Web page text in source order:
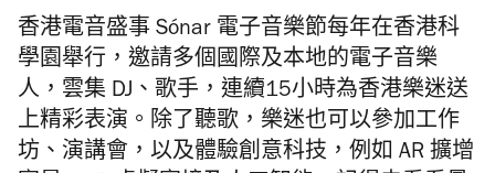
香港電音盛事 Sónar 電子音樂節每年在香港科
學園舉行，邀請多個國際及本地的電子音樂
人，雲集 DJ、歌手，連續15小時為香港樂迷送
上精彩表演。除了聽歌，樂迷也可以參加工作
坊、演講會，以及體驗創意科技，例如 AR 擴增